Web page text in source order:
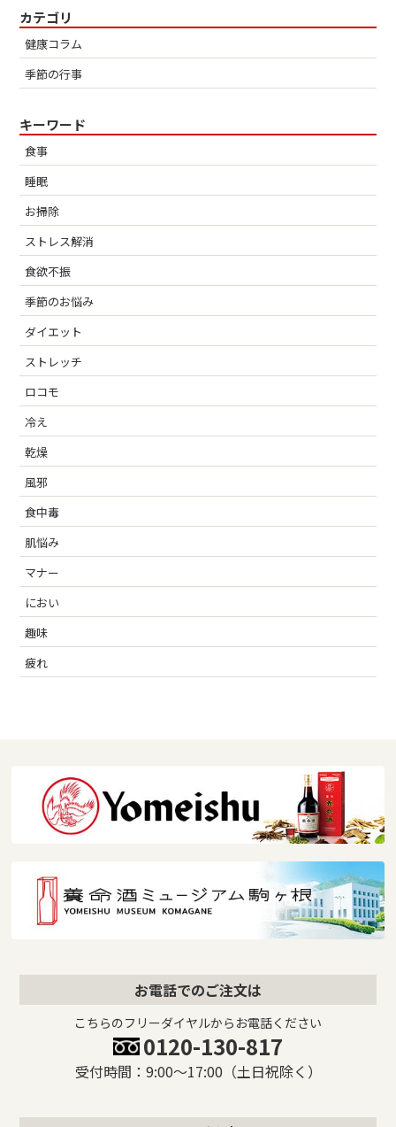
カテゴリ
健康コラム
季節の行事
キーワード
食事
睡眠
お掃除
ストレス解消
食欲不振
季節のお悩み
ダイエット
ストレッチ
ロコモ
冷え
乾燥
風邪
食中毒
肌悩み
マナー
におい
趣味
疲れ
お電話でのご注文は
こちらのフリーダイヤルからお電話ください
0120-130-817
受付時間：9:00〜17:00（土日祝除く）